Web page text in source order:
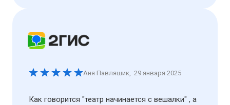
Аня Павляшик, 29 января 2025
Как говорится "театр начинается с вешалки" , а